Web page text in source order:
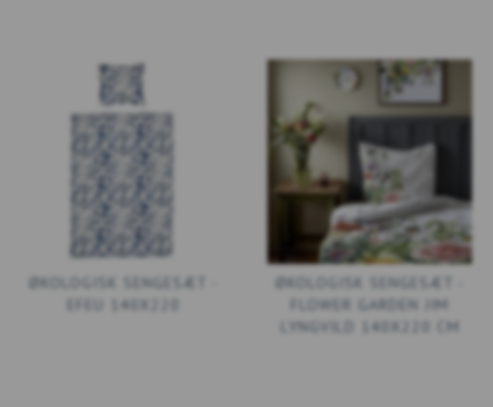
ØKOLOGISK SENGESÆT -
EFEU 140X220
ØKOLOGISK SENGESÆT -
FLOWER GARDEN JIM
LYNGVILD 140X220 CM